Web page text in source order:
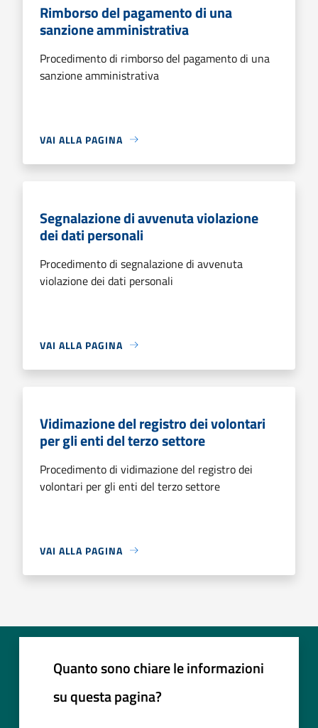
Rimborso del pagamento di una
sanzione amministrativa
Procedimento di rimborso del pagamento di una
sanzione amministrativa
VAI ALLA PAGINA
Segnalazione di avvenuta violazione
dei dati personali
Procedimento di segnalazione di avvenuta
violazione dei dati personali
VAI ALLA PAGINA
Vidimazione del registro dei volontari
per gli enti del terzo settore
Procedimento di vidimazione del registro dei
volontari per gli enti del terzo settore
VAI ALLA PAGINA
Quanto sono chiare le informazioni
su questa pagina?